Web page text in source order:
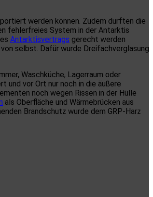
werden können. Zudem durften die
fehlerfreies System in der Antarktis
Antarktisvertrags gerecht werden
selbst. Dafür wurde Dreifachverglasung
Waschküche, Lagerraum oder
und vor Ort nur noch in die äußere
noch wegen Rissen in der Hülle
als Oberfläche und Wärmebrücken aus
Brandschutz wurde dem GRP-Harz